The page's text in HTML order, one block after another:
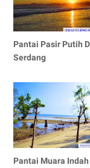
Pantai Pasir Putih
Serdang
Pantai Muara Indah